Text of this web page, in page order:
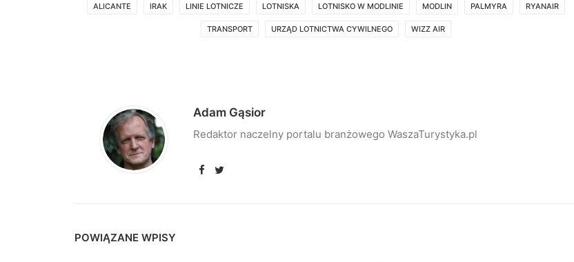
ALICANTE IRAK LINIE LOTNICZE LOTNISKA LOTNISKO W MODLINIE MODLIN PALMYRA RYANAIR
TRANSPORT URZĄD LOTNICTWA CYWILNEGO WIZZ AIR
Adam Gąsior
Redaktor naczelny portalu branżowego WaszaTurystyka.pl
POWIĄZANE WPISY